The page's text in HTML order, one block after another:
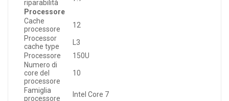
riparabilità
Processore
Cache
processore
12
Processor
cache type
L3
Processore
150U
Numero di
core del
processore
10
Famiglia
processore
Intel Core 7